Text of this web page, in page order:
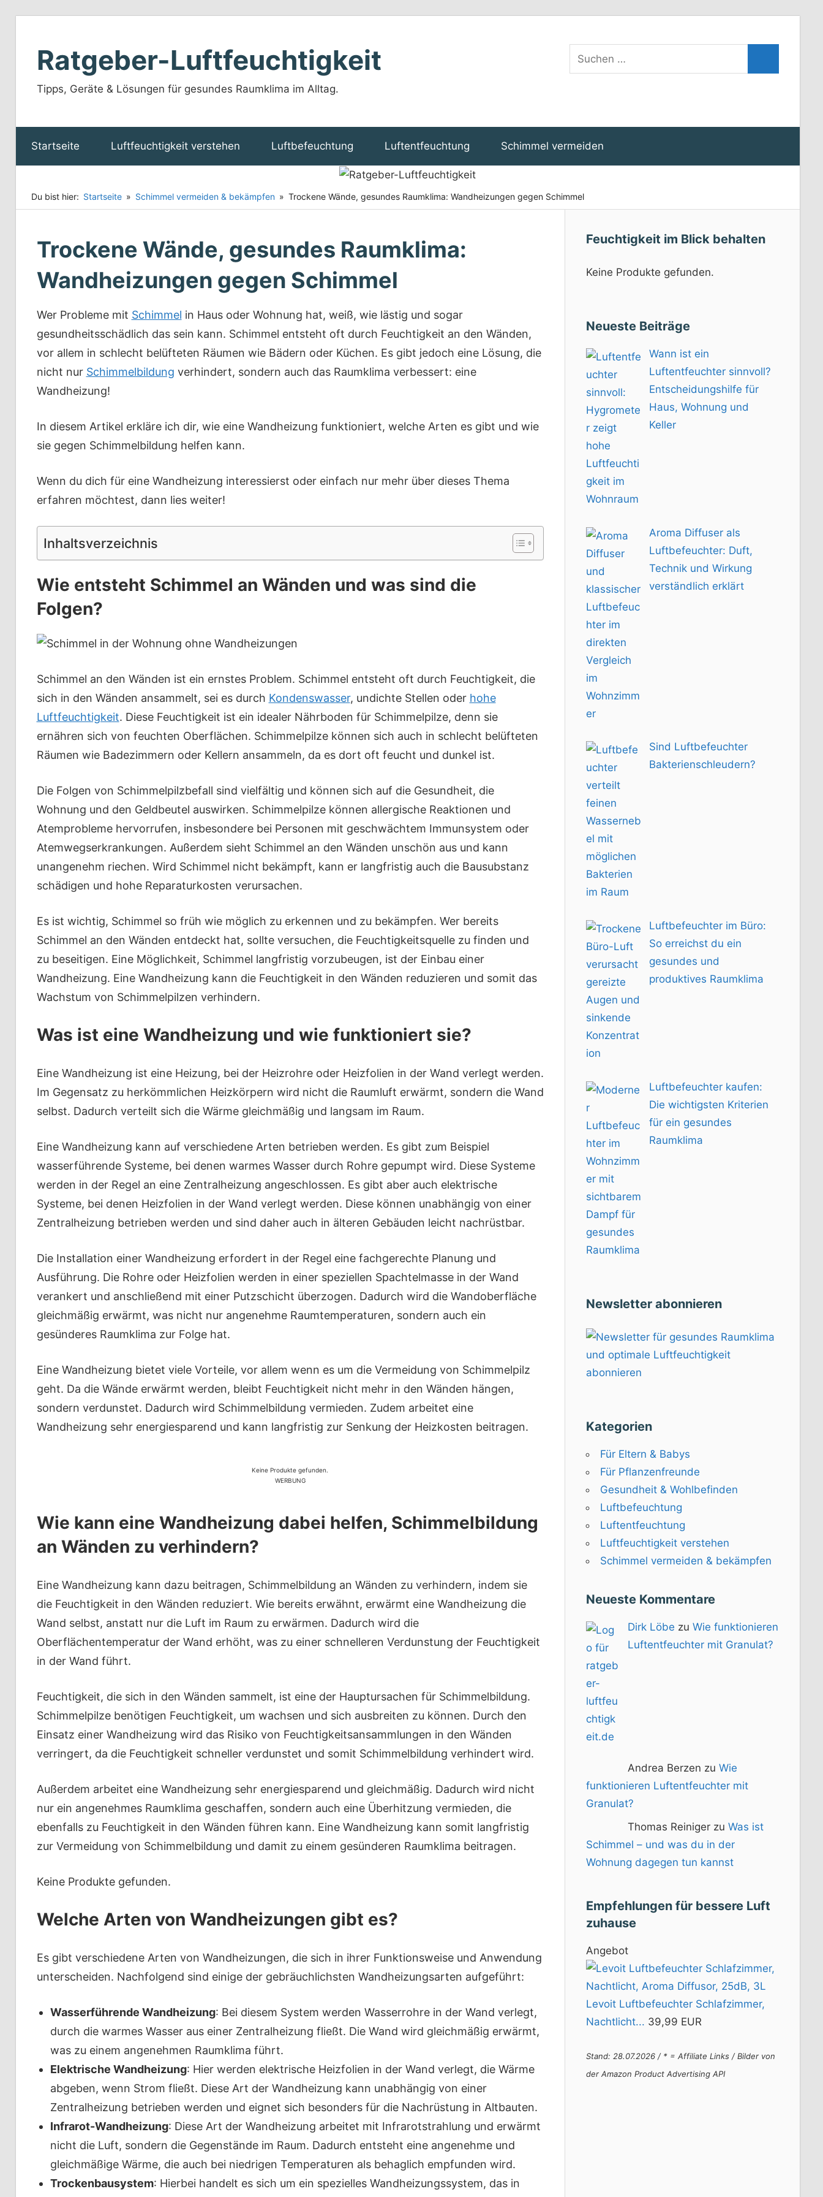
springenRatgeber-Luftfeuchtigkeit
Tipps, Geräte & Lösungen für gesundes Raumklima im Alltag.
Suchen
nach:
Startseite Luftfeuchtigkeit verstehen Luftbefeuchtung Luftentfeuchtung Schimmel vermeiden
Du bist hier: Startseite Schimmel vermeiden & bekämpfen Trockene Wände, gesundes Raumklima: Wandheizungen gegen Schimmel
Trockene Wände, gesundes Raumklima:
Wandheizungen gegen Schimmel
Wer Probleme mit Schimmel in Haus oder Wohnung hat, weiß, wie lästig und sogar
gesundheitsschädlich das sein kann. Schimmel entsteht oft durch Feuchtigkeit an den Wänden,
vor allem in schlecht belüfteten Räumen wie Bädern oder Küchen. Es gibt jedoch eine Lösung, die
nicht nur Schimmelbildung verhindert, sondern auch das Raumklima verbessert: eine
Wandheizung!
In diesem Artikel erkläre ich dir, wie eine Wandheizung funktioniert, welche Arten es gibt und wie
sie gegen Schimmelbildung helfen kann.
Wenn du dich für eine Wandheizung interessierst oder einfach nur mehr über dieses Thema
erfahren möchtest, dann lies weiter!
Inhaltsverzeichnis
Wie entsteht Schimmel an Wänden und was sind die
Folgen?
Schimmel an den Wänden ist ein ernstes Problem. Schimmel entsteht oft durch Feuchtigkeit, die
sich in den Wänden ansammelt, sei es durch Kondenswasser, undichte Stellen oder hohe
Luftfeuchtigkeit. Diese Feuchtigkeit ist ein idealer Nährboden für Schimmelpilze, denn sie
ernähren sich von feuchten Oberflächen. Schimmelpilze können sich auch in schlecht belüfteten
Räumen wie Badezimmern oder Kellern ansammeln, da es dort oft feucht und dunkel ist.
Die Folgen von Schimmelpilzbefall sind vielfältig und können sich auf die Gesundheit, die
Wohnung und den Geldbeutel auswirken. Schimmelpilze können allergische Reaktionen und
Atemprobleme hervorrufen, insbesondere bei Personen mit geschwächtem Immunsystem oder
Atemwegserkrankungen. Außerdem sieht Schimmel an den Wänden unschön aus und kann
unangenehm riechen. Wird Schimmel nicht bekämpft, kann er langfristig auch die Bausubstanz
schädigen und hohe Reparaturkosten verursachen.
Es ist wichtig, Schimmel so früh wie möglich zu erkennen und zu bekämpfen. Wer bereits
Schimmel an den Wänden entdeckt hat, sollte versuchen, die Feuchtigkeitsquelle zu finden und
zu beseitigen. Eine Möglichkeit, Schimmel langfristig vorzubeugen, ist der Einbau einer
Wandheizung. Eine Wandheizung kann die Feuchtigkeit in den Wänden reduzieren und somit das
Wachstum von Schimmelpilzen verhindern.
Was ist eine Wandheizung und wie funktioniert sie?
Eine Wandheizung ist eine Heizung, bei der Heizrohre oder Heizfolien in der Wand verlegt werden.
Im Gegensatz zu herkömmlichen Heizkörpern wird nicht die Raumluft erwärmt, sondern die Wand
selbst. Dadurch verteilt sich die Wärme gleichmäßig und langsam im Raum.
Eine Wandheizung kann auf verschiedene Arten betrieben werden. Es gibt zum Beispiel
wasserführende Systeme, bei denen warmes Wasser durch Rohre gepumpt wird. Diese Systeme
werden in der Regel an eine Zentralheizung angeschlossen. Es gibt aber auch elektrische
Systeme, bei denen Heizfolien in der Wand verlegt werden. Diese können unabhängig von einer
Zentralheizung betrieben werden und sind daher auch in älteren Gebäuden leicht nachrüstbar.
Die Installation einer Wandheizung erfordert in der Regel eine fachgerechte Planung und
Ausführung. Die Rohre oder Heizfolien werden in einer speziellen Spachtelmasse in der Wand
verankert und anschließend mit einer Putzschicht überzogen. Dadurch wird die Wandoberfläche
gleichmäßig erwärmt, was nicht nur angenehme Raumtemperaturen, sondern auch ein
gesünderes Raumklima zur Folge hat.
Eine Wandheizung bietet viele Vorteile, vor allem wenn es um die Vermeidung von Schimmelpilz
geht. Da die Wände erwärmt werden, bleibt Feuchtigkeit nicht mehr in den Wänden hängen,
sondern verdunstet. Dadurch wird Schimmelbildung vermieden. Zudem arbeitet eine
Wandheizung sehr energiesparend und kann langfristig zur Senkung der Heizkosten beitragen.
Keine Produkte gefunden.
WERBUNG
Wie kann eine Wandheizung dabei helfen, Schimmelbildung
an Wänden zu verhindern?
Eine Wandheizung kann dazu beitragen, Schimmelbildung an Wänden zu verhindern, indem sie
die Feuchtigkeit in den Wänden reduziert. Wie bereits erwähnt, erwärmt eine Wandheizung die
Wand selbst, anstatt nur die Luft im Raum zu erwärmen. Dadurch wird die
Oberflächentemperatur der Wand erhöht, was zu einer schnelleren Verdunstung der Feuchtigkeit
in der Wand führt.
Feuchtigkeit, die sich in den Wänden sammelt, ist eine der Hauptursachen für Schimmelbildung.
Schimmelpilze benötigen Feuchtigkeit, um wachsen und sich ausbreiten zu können. Durch den
Einsatz einer Wandheizung wird das Risiko von Feuchtigkeitsansammlungen in den Wänden
verringert, da die Feuchtigkeit schneller verdunstet und somit Schimmelbildung verhindert wird.
Außerdem arbeitet eine Wandheizung sehr energiesparend und gleichmäßig. Dadurch wird nicht
nur ein angenehmes Raumklima geschaffen, sondern auch eine Überhitzung vermieden, die
ebenfalls zu Feuchtigkeit in den Wänden führen kann. Eine Wandheizung kann somit langfristig
zur Vermeidung von Schimmelbildung und damit zu einem gesünderen Raumklima beitragen.
Keine Produkte gefunden.
Welche Arten von Wandheizungen gibt es?
Es gibt verschiedene Arten von Wandheizungen, die sich in ihrer Funktionsweise und Anwendung
unterscheiden. Nachfolgend sind einige der gebräuchlichsten Wandheizungsarten aufgeführt:
Wasserführende Wandheizung: Bei diesem System werden Wasserrohre in der Wand verlegt,
durch die warmes Wasser aus einer Zentralheizung fließt. Die Wand wird gleichmäßig erwärmt,
was zu einem angenehmen Raumklima führt.
Elektrische Wandheizung: Hier werden elektrische Heizfolien in der Wand verlegt, die Wärme
abgeben, wenn Strom fließt. Diese Art der Wandheizung kann unabhängig von einer
Zentralheizung betrieben werden und eignet sich besonders für die Nachrüstung in Altbauten.
Infrarot-Wandheizung: Diese Art der Wandheizung arbeitet mit Infrarotstrahlung und erwärmt
nicht die Luft, sondern die Gegenstände im Raum. Dadurch entsteht eine angenehme und
gleichmäßige Wärme, die auch bei niedrigen Temperaturen als behaglich empfunden wird.
Trockenbausystem: Hierbei handelt es sich um ein spezielles Wandheizungssystem, das in
Feuchtigkeit im Blick behalten
Keine Produkte gefunden.
Neueste Beiträge
Wann ist ein
Luftentfeuchter sinnvoll?
Entscheidungshilfe für
Haus, Wohnung und
Keller
Aroma Diffuser als
Luftbefeuchter: Duft,
Technik und Wirkung
verständlich erklärt
Sind Luftbefeuchter
Bakterienschleudern?
Luftbefeuchter im Büro:
So erreichst du ein
gesundes und
produktives Raumklima
Luftbefeuchter kaufen:
Die wichtigsten Kriterien
für ein gesundes
Raumklima
Newsletter abonnieren
Kategorien
Für Eltern & Babys
Für Pflanzenfreunde
Gesundheit & Wohlbefinden
Luftbefeuchtung
Luftentfeuchtung
Luftfeuchtigkeit verstehen
Schimmel vermeiden & bekämpfen
Neueste Kommentare
Dirk Löbe zuWie funktionieren
Luftentfeuchter mit Granulat?
Andrea Berzen zuWie
funktionieren Luftentfeuchter mit
Granulat?
Thomas Reiniger zuWas ist
Schimmel – und was du in der
Wohnung dagegen tun kannst
Empfehlungen für bessere Luft
zuhause
Angebot
Levoit Luftbefeuchter Schlafzimmer,
Nachtlicht... 39,99 EUR
Stand: 28.07.2026 / * = Affiliate Links / Bilder von
der Amazon Product Advertising API